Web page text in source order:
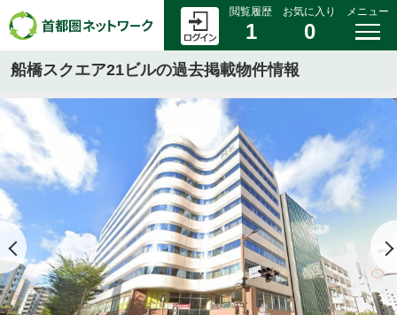
閲覧履歴
1
お気に入り
0
メニュー
船橋スクエア21ビルの過去掲載物件情報